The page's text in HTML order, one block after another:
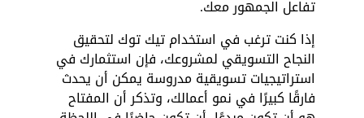
تفاعل الجمهور معك.
إذا كنت ترغب في استخدام تيك توك لتحقيق
النجاح التسويقي لمشروعك، فإن استثمارك في
استراتيجيات تسويقية مدروسة يمكن أن يحدث
فارقًا كبيرًا في نمو أعمالك، وتذكر أن المفتاح